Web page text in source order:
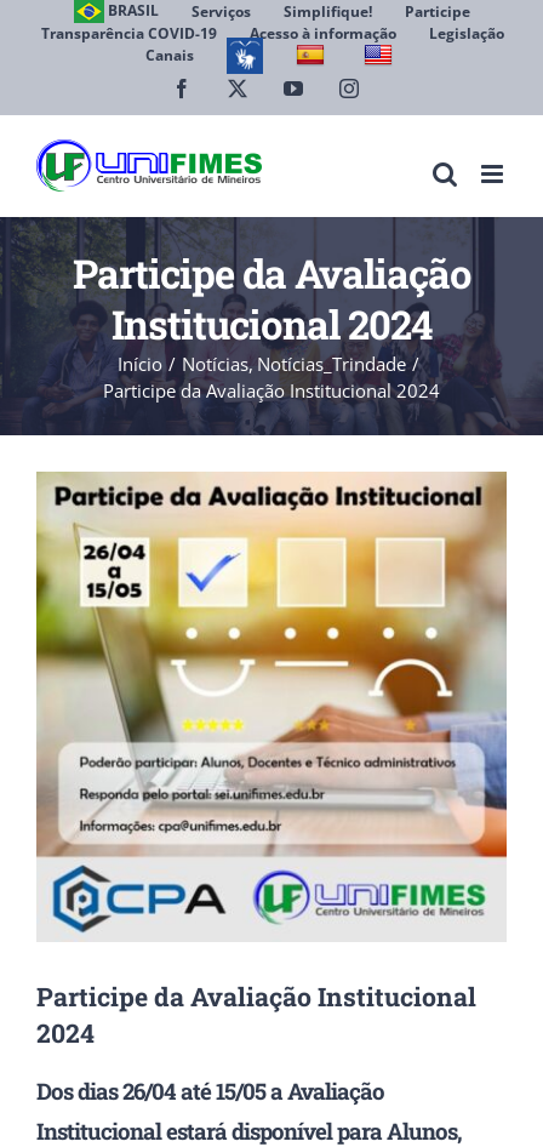
BRASIL Serviços Simplifique!
Participe
Transparência COVID-19
Acesso à informação
Legislação
Canais
Facebook YouTubeInstagram
Participe da Avaliação
Institucional 2024
Início Notícias Notícias_Trindade
Participe da Avaliação Institucional 2024
View
Larger
Image
Participe da Avaliação Institucional
2024
Dos dias 26/04 até 15/05 a Avaliação
Institucional estará disponível para Alunos,